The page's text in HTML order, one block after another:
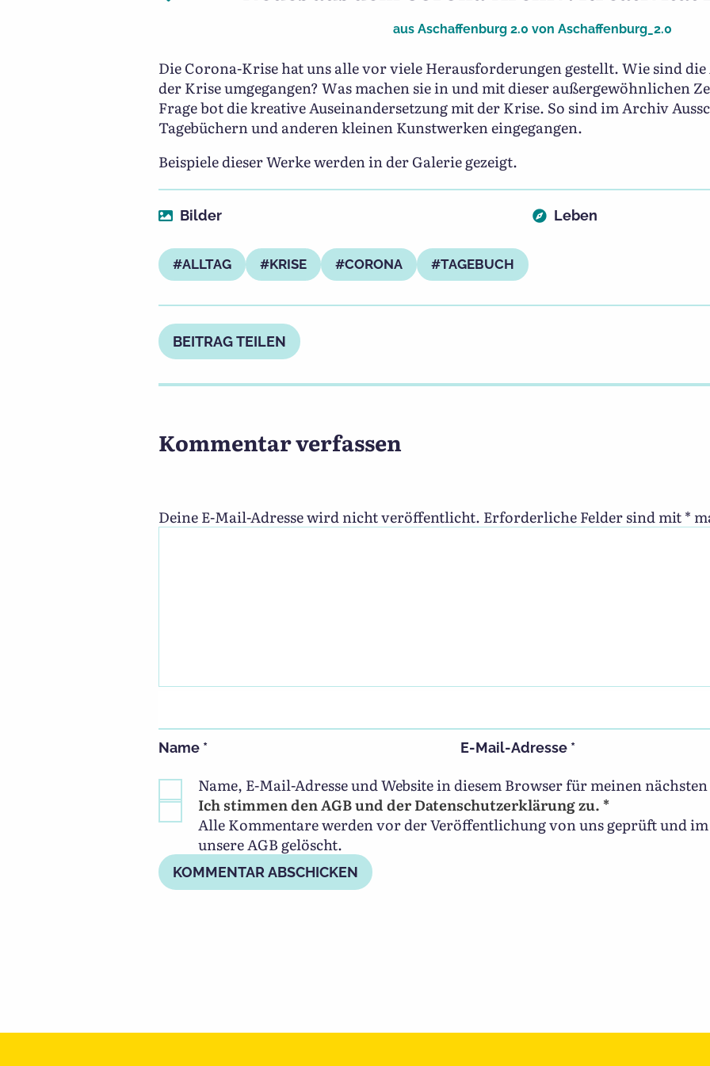
aus Aschaffenburg 2.0 von Aschaffenburg_2.0
Die Corona-Krise hat uns alle vor viele Herausforderungen gestellt. Wie sind
der Krise umgegangen? Was machen sie in und mit dieser außergewöhnlichen
Frage bot die kreative Auseinandersetzung mit der Krise. So sind im Archiv
Tagebüchern und anderen kleinen Kunstwerken eingegangen.
Beispiele dieser Werke werden in der Galerie gezeigt.
Bilder Leben
ALLTAG KRISE CORONA TAGEBUCH
BEITRAG TEILEN
Kommentar verfassen
Deine E-Mail-Adresse wird nicht veröffentlicht. Erforderliche Felder sind mit*
Name * E-Mail-Adresse *
Name, E-Mail-Adresse und Website in diesem Browser für meinen
Ich stimmen den AGB und der Datenschutzerklärung zu. *
Alle Kommentare werden vor der Veröffentlichung von uns geprüft und im
unsere AGB gelöscht.